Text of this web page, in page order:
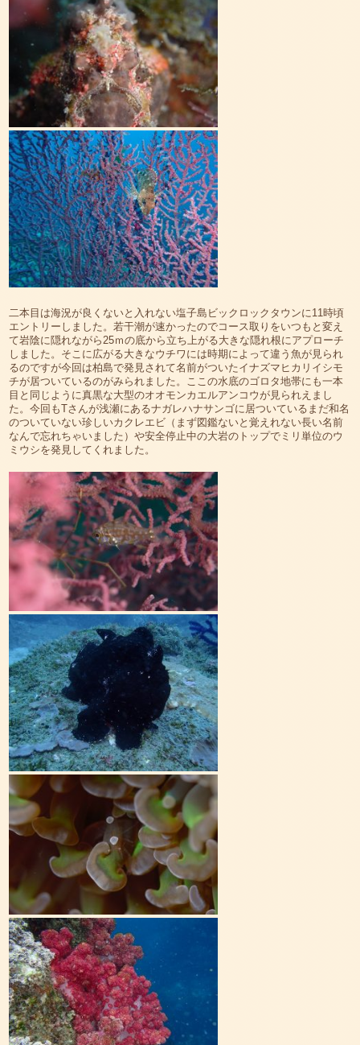
二本目は海況が良くないと入れない塩子島ビックロックタウンに11時頃
エントリーしました。若干潮が速かったのでコース取りをいつもと変え
て岩陰に隠れながら25ｍの底から立ち上がる大きな隠れ根にアプローチ
しました。そこに広がる大きなウチワには時期によって違う魚が見られ
るのですが今回は柏島で発見されて名前がついたイナズマヒカリイシモ
チが居ついているのがみられました。ここの水底のゴロタ地帯にも一本
目と同じように真黒な大型のオオモンカエルアンコウが見られえまし
た。今回もTさんが浅瀬にあるナガレハナサンゴに居ついているまだ和名
のついていない珍しいカクレエビ（まず図鑑ないと覚えれない長い名前
なんで忘れちゃいました）や安全停止中の大岩のトップでミリ単位のウ
ミウシを発見してくれました。